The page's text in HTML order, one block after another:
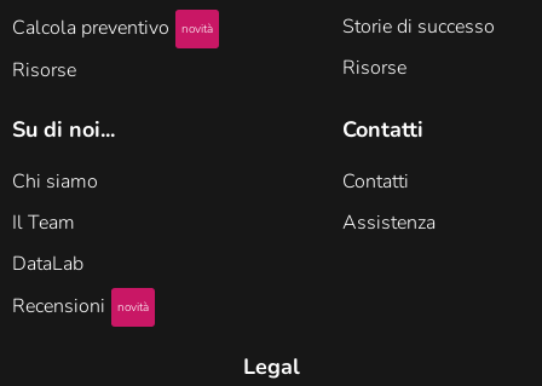
Calcola preventivo
novità
Risorse
Storie di successo
Risorse
Su di noi...
Chi siamo
Il Team
DataLab
Recensioni
novità
Contatti
Contatti
Assistenza
Legal